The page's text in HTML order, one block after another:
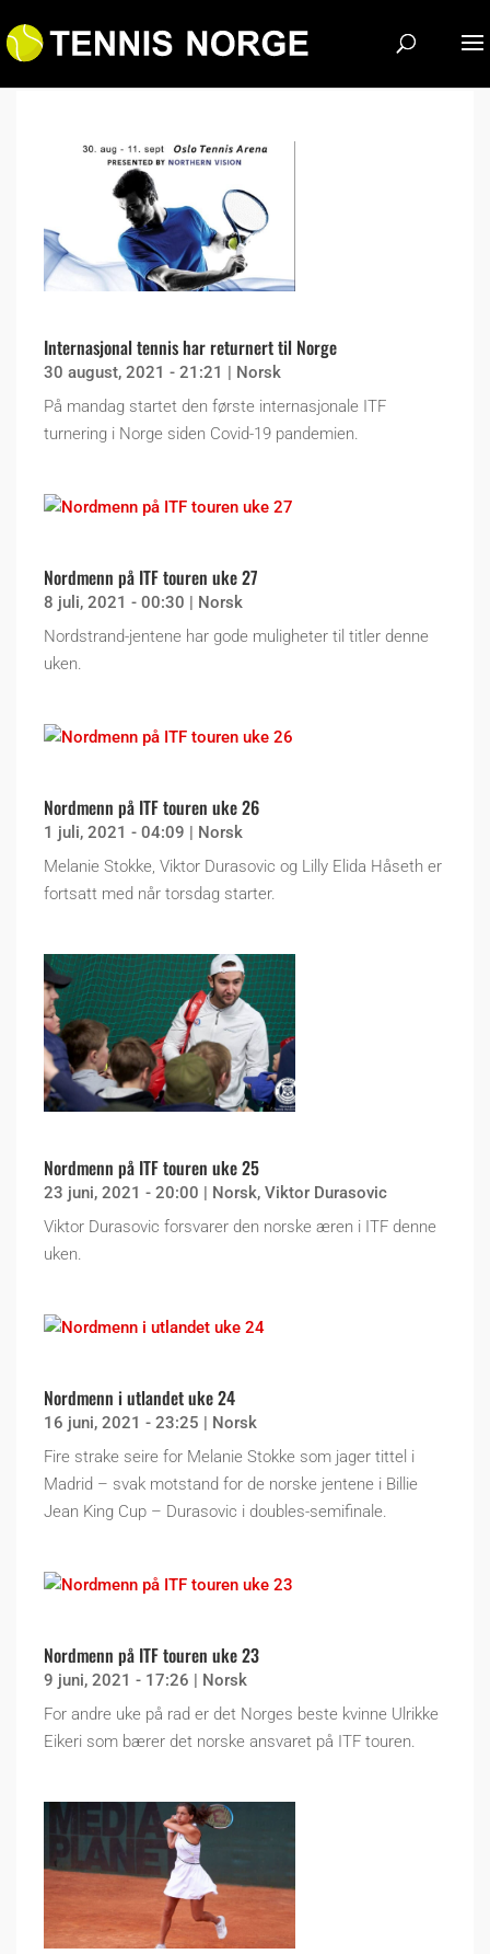
Internasjonal tennis har returnert til Norge
30 august, 2021 - 21:21 | Norsk
På mandag startet den første internasjonale ITF
turnering i Norge siden Covid-19 pandemien.
Nordmenn på ITF touren uke 27
8 juli, 2021 - 00:30 | Norsk
Nordstrand-jentene har gode muligheter til titler denne
uken.
Nordmenn på ITF touren uke 26
1 juli, 2021 - 04:09 | Norsk
Melanie Stokke, Viktor Durasovic og Lilly Elida Håseth er
fortsatt med når torsdag starter.
Nordmenn på ITF touren uke 25
23 juni, 2021 - 20:00 | Norsk, Viktor Durasovic
Viktor Durasovic forsvarer den norske æren i ITF denne
uken.
Nordmenn i utlandet uke 24
16 juni, 2021 - 23:25 | Norsk
Fire strake seire for Melanie Stokke som jager tittel i
Madrid – svak motstand for de norske jentene i Billie
Jean King Cup – Durasovic i doubles-semifinale.
Nordmenn på ITF touren uke 23
9 juni, 2021 - 17:26 | Norsk
For andre uke på rad er det Norges beste kvinne Ulrikke
Eikeri som bærer det norske ansvaret på ITF touren.